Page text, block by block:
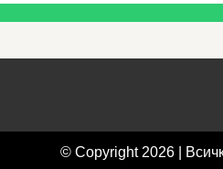
© Copyright 2026 |